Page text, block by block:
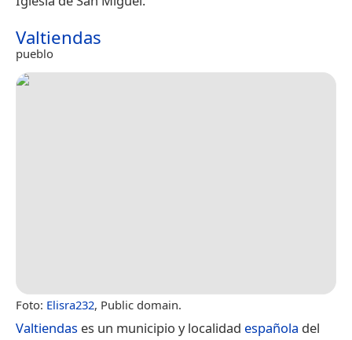
Valtiendas
pueblo
Foto: Elisra232, Public domain.
Valtiendas es un municipio y localidad española del